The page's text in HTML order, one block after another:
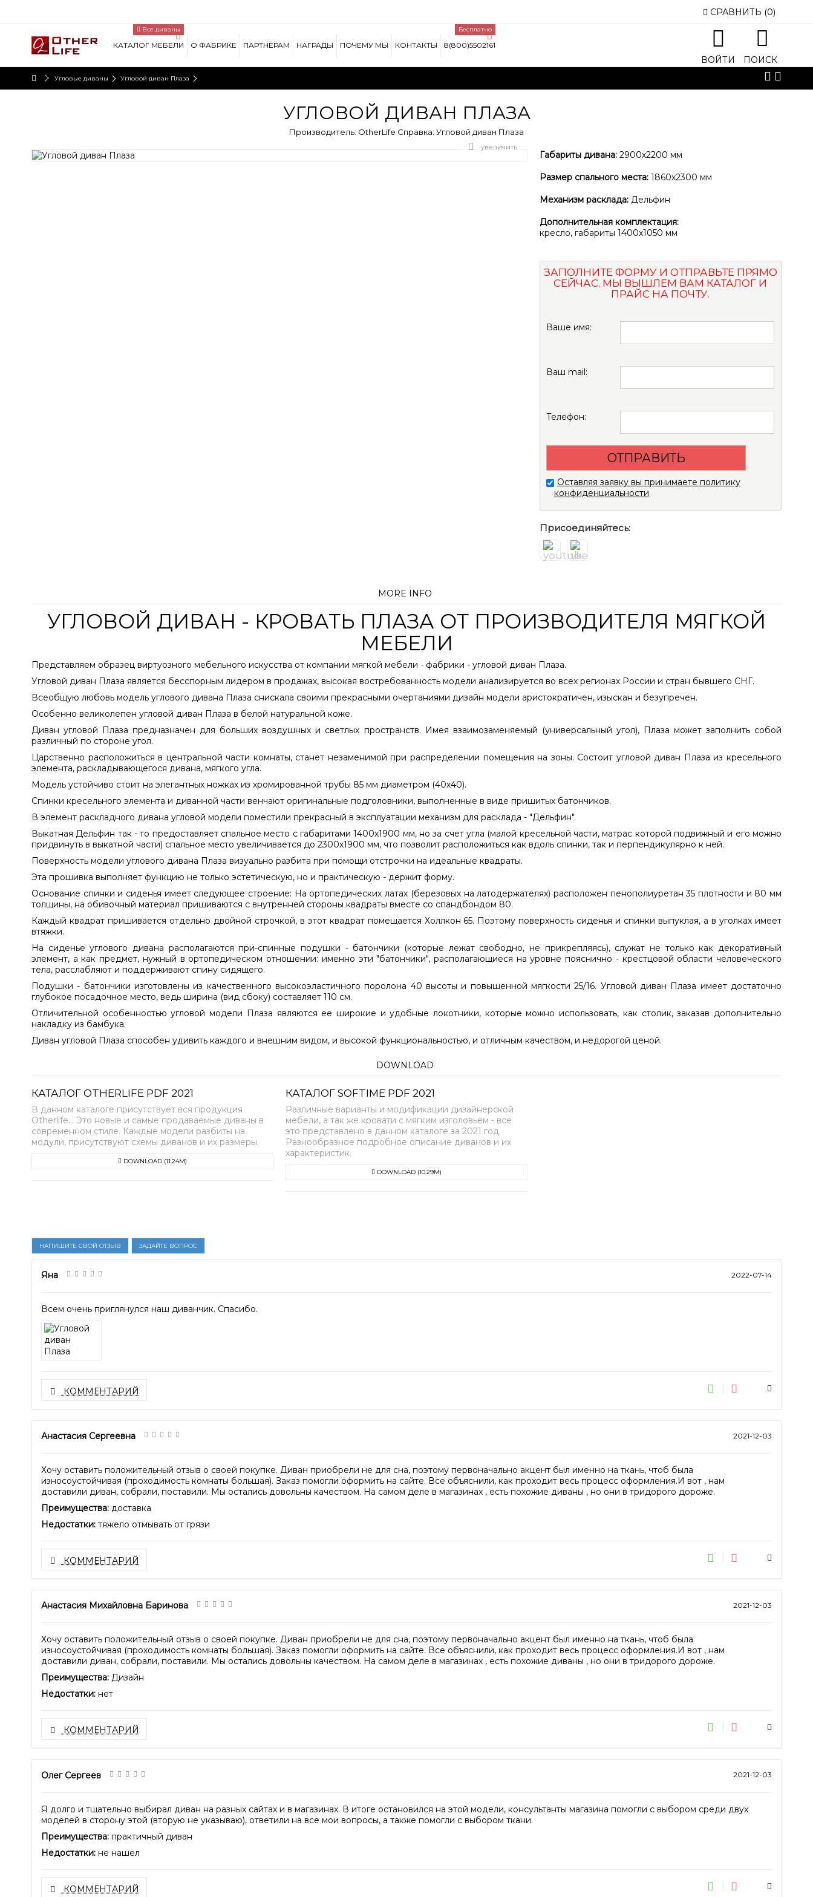
Lorem ipsum dolor sit amet, consectetur adipisicing elit, sed do eiusmod tempor
incididunt ut labore et dolore magna aliqua. Ut enim ad minim veniam, quis nostrud
exercitation ullamco laboris nisi ut aliquip ex ea commodo consequat.
Lorem ipsum dolor sit amet, consectetur adipisicing elit, sed do eiusmod tempor
incididunt ut labore et dolore magna aliqua. Ut enim ad minim veniam, quis nostrud
exercitation ullamco laboris nisi ut aliquip ex ea commodo consequat.
ПРОЧИТАЙТЕ БОЛЬШЕ
СРАВНИТЬ (0)
КАТАЛОГ МЕБЕЛИ
Все диваны
О ФАБРИКЕ ПАРТНЁРАМ НАГРАДЫ ПОЧЕМУ МЫ КОНТАКТЫ 8(800)5502161
Бесплатно
ПОИСК
ВОЙТИ
Угловые диваны Угловой диван Плаза
УГЛОВОЙ ДИВАН ПЛАЗА
Производитель: OtherLife Справка: Угловой диван Плаза
увеличить
Габариты дивана: 2900х2200 мм
Размер спального места: 1860х2300 мм
Механизм расклада: Дельфин
Дополнительная комплектация:
кресло, габариты 1400х1050 мм
ЗАПОЛНИТЕ ФОРМУ И ОТПРАВЬТЕ ПРЯМО
СЕЙЧАС. МЫ ВЫШЛЕМ ВАМ КАТАЛОГ И
ПРАЙС НА ПОЧТУ.
Ваше имя:
Ваш mail:
Телефон:
Оставляя заявку вы принимаете политику
конфиденциальности
Присоединяйтесь:
MORE INFO
УГЛОВОЙ ДИВАН - КРОВАТЬ ПЛАЗА ОТ ПРОИЗВОДИТЕЛЯ МЯГКОЙ
МЕБЕЛИ
Представляем образец виртуозного мебельного искусства от компании мягкой мебели - фабрики - угловой диван Плаза.
Угловой диван Плаза является бесспорным лидером в продажах, высокая востребованность модели анализируется во всех регионах России и стран бывшего СНГ.
Всеобщую любовь модель углового дивана Плаза снискала своими прекрасными очертаниями дизайн модели аристократичен, изыскан и безупречен.
Особенно великолепен угловой диван Плаза в белой натуральной коже.
Диван угловой Плаза предназначен для больших воздушных и светлых пространств. Имея взаимозаменяемый (универсальный угол), Плаза может заполнить собой
различный по стороне угол.
Царственно расположиться в центральной части комнаты, станет незаменимой при распределении помещения на зоны. Состоит угловой диван Плаза из кресельного
элемента, раскладывающегося дивана, мягкого угла.
Модель устойчиво стоит на элегантных ножках из хромированной трубы 85 мм диаметром (40х40).
Спинки кресельного элемента и диванной части венчают оригинальные подголовники, выполненные в виде пришитых батончиков.
В элемент раскладного дивана угловой модели поместили прекрасный в эксплуатации механизм для расклада - "Дельфин".
Выкатная Дельфин так - то предоставляет спальное место с габаритами 1400х1900 мм, но за счет угла (малой кресельной части, матрас которой подвижный и его можно
придвинуть в выкатной части) спальное место увеличивается до 2300х1900 мм, что позволит расположиться как вдоль спинки, так и перпендикулярно к ней.
Поверхность модели углового дивана Плаза визуально разбита при помощи отстрочки на идеальные квадраты.
Эта прошивка выполняет функцию не только эстетическую, но и практическую - держит форму.
Основание спинки и сиденья имеет следующее строение: На ортопедических латах (березовых на латодержателях) расположен пенополиуретан 35 плотности и 80 мм
толщины, на обивочный материал пришиваются с внутренней стороны квадраты вместе со спандбондом 80.
Каждый квадрат пришивается отдельно двойной строчкой, в этот квадрат помещается Холлкон 65. Поэтому поверхность сиденья и спинки выпуклая, а в уголках имеет
втяжки.
На сиденье углового дивана располагаются при-спинные подушки - батончики (которые лежат свободно, не прикрепляясь), служат не только как декоративный
элемент, а как предмет, нужный в ортопедическом отношении: именно эти "батончики", располагающиеся на уровне пояснично - крестцовой области человеческого
тела, расслабляют и поддерживают спину сидящего.
Подушки - батончики изготовлены из качественного высокоэластичного поролона 40 высоты и повышенной мягкости 25/16. Угловой диван Плаза имеет достаточно
глубокое посадочное место, ведь ширина (вид сбоку) составляет 110 см.
Отличительной особенностью угловой модели Плаза являются ее широкие и удобные локотники, которые можно использовать, как столик, заказав дополнительно
накладку из бамбука.
Диван угловой Плаза способен удивить каждого и внешним видом, и высокой функциональностью, и отличным качеством, и недорогой ценой.
DOWNLOAD
КАТАЛОГ OTHERLIFE PDF 2021
В данном каталоге присутствует вся продукция
Otherlife... Это новые и самые продаваемые диваны в
современном стиле. Каждые модели разбиты на
модули, присутствуют схемы диванов и их размеры.
DOWNLOAD (11.24M)
КАТАЛОГ SOFTIME PDF 2021
Различные варианты и модификации дизайнерской
мебели, а так же кровати с мягким изголовьем - всё
это представлено в данном каталоге за 2021 год.
Разнообразное подробное описание диванов и их
характеристик.
DOWNLOAD (10.29M)
НАПИШИТЕ СВОЙ ОТЗЫВ ЗАДАЙТЕ ВОПРОС
Яна 2022-07-14
Всем очень приглянулся наш диванчик. Спасибо.
КОММЕНТАРИЙ
Анастасия Сергеевна 2021-12-03
Хочу оставить положительный отзыв о своей покупке. Диван приобрели не для сна, поэтому первоначально акцент был именно на ткань, чтоб была
износоустойчивая (проходимость комнаты большая). Заказ помогли оформить на сайте. Все объяснили, как проходит весь процесс оформления.И вот , нам
доставили диван, собрали, поставили. Мы остались довольны качеством. На самом деле в магазинах , есть похожие диваны , но они в тридорого дороже.
Преимущества: доставка
Недостатки: тяжело отмывать от грязи
КОММЕНТАРИЙ
Анастасия Михайловна Баринова 2021-12-03
Хочу оставить положительный отзыв о своей покупке. Диван приобрели не для сна, поэтому первоначально акцент был именно на ткань, чтоб была
износоустойчивая (проходимость комнаты большая). Заказ помогли оформить на сайте. Все объяснили, как проходит весь процесс оформления.И вот , нам
доставили диван, собрали, поставили. Мы остались довольны качеством. На самом деле в магазинах , есть похожие диваны , но они в тридорого дороже.
Преимущества: Дизайн
Недостатки: нет
КОММЕНТАРИЙ
Олег Сергеев 2021-12-03
Я долго и тщательно выбирал диван на разных сайтах и в магазинах. В итоге остановился на этой модели, консультанты магазина помогли с выбором среди двух
моделей в сторону этой (вторую не указываю), ответили на все мои вопросы, а также помогли с выбором ткани.
Преимущества: практичный диван
Недостатки: не нашел
КОММЕНТАРИЙ